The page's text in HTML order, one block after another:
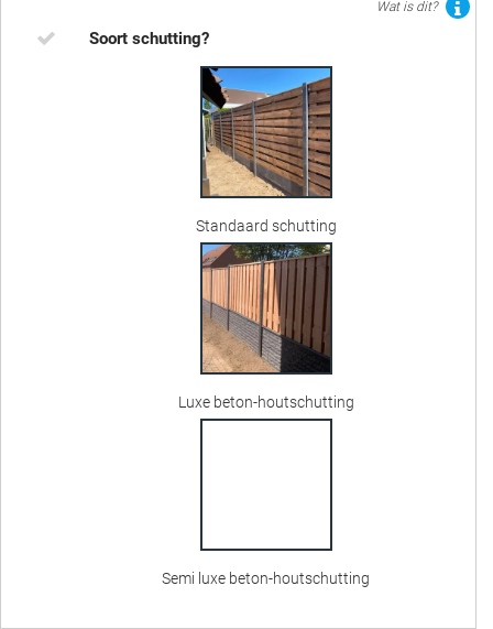
Wat is dit?
Soort schutting?
Standaard schutting
Luxe beton-houtschutting
Semi luxe beton-houtschutting